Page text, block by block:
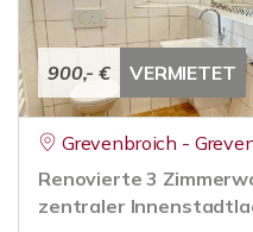
900,- € VERMIETET
Grevenbroich -
Renovierte 3
zentraler